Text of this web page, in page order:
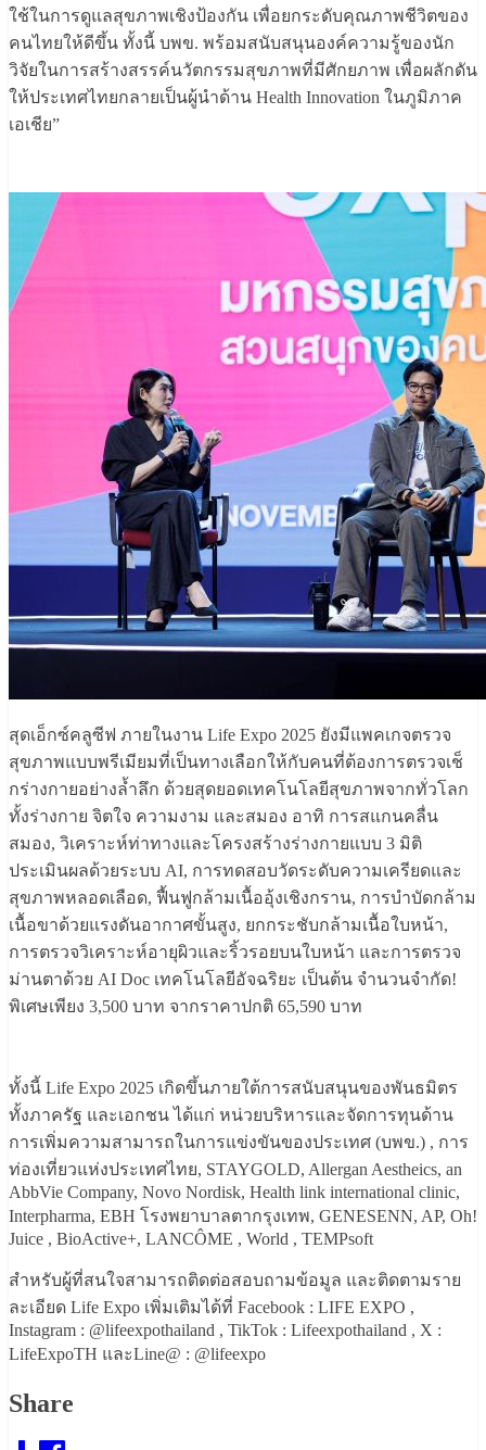
ใช้ในการดูแลสุขภาพเชิงป้องกัน เพื่อยกระดับคุณภาพชีวิตของ
คนไทยให้ดีขึ้น ทั้งนี้ บพข. พร้อมสนับสนุนองค์ความรู้ของนัก
วิจัยในการสร้างสรรค์นวัตกรรมสุขภาพที่มีศักยภาพ เพื่อผลักดัน
ให้ประเทศไทยกลายเป็นผู้นำด้าน Health Innovation ในภูมิภาค
เอเชีย”
สุดเอ็กซ์คลูซีฟ ภายในงาน Life Expo 2025 ยังมีแพคเกจตรวจ
สุขภาพแบบพรีเมียมที่เป็นทางเลือกให้กับคนที่ต้องการตรวจเช็
กร่างกายอย่างล้ำลึก ด้วยสุดยอดเทคโนโลยีสุขภาพจากทั่วโลก
ทั้งร่างกาย จิตใจ ความงาม และสมอง อาทิ การสแกนคลื่น
สมอง, วิเคราะห์ท่าทางและโครงสร้างร่างกายแบบ 3 มิติ
ประเมินผลด้วยระบบ AI, การทดสอบวัดระดับความเครียดและ
สุขภาพหลอดเลือด, ฟื้นฟูกล้ามเนื้ออุ้งเชิงกราน, การบำบัดกล้าม
เนื้อขาด้วยแรงดันอากาศขั้นสูง, ยกกระชับกล้ามเนื้อใบหน้า,
การตรวจวิเคราะห์อายุผิวและริ้วรอยบนใบหน้า และการตรวจ
ม่านตาด้วย AI Doc เทคโนโลยีอัจฉริยะ เป็นต้น จำนวนจำกัด!
พิเศษเพียง 3,500 บาท จากราคาปกติ 65,590 บาท
ทั้งนี้ Life Expo 2025 เกิดขึ้นภายใต้การสนับสนุนของพันธมิตร
ทั้งภาครัฐ และเอกชน ได้แก่ หน่วยบริหารและจัดการทุนด้าน
การเพิ่มความสามารถในการแข่งขันของประเทศ (บพข.) , การ
ท่องเที่ยวแห่งประเทศไทย, STAYGOLD, Allergan Aestheics, an
AbbVie Company, Novo Nordisk, Health link international clinic,
Interpharma, EBH โรงพยาบาลตากรุงเทพ, GENESENN, AP, Oh!
Juice , BioActive+, LANCÔME , World , TEMPsoft
สำหรับผู้ที่สนใจสามารถติดต่อสอบถามข้อมูล และติดตามราย
ละเอียด Life Expo เพิ่มเติมได้ที่ Facebook : LIFE EXPO ,
Instagram : @lifeexpothailand , TikTok : Lifeexpothailand , X :
LifeExpoTH และLine@ : @lifeexpo
Share